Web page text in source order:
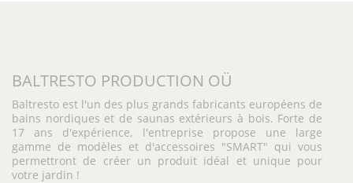
BALTRESTO PRODUCTION OÜ
Baltresto est l'un des plus grands fabricants européens de
bains nordiques et de saunas extérieurs à bois. Forte de
17 ans d'expérience, l'entreprise propose une large
gamme de modèles et d'accessoires "SMART" qui vous
permettront de créer un produit idéal et unique pour
votre jardin !